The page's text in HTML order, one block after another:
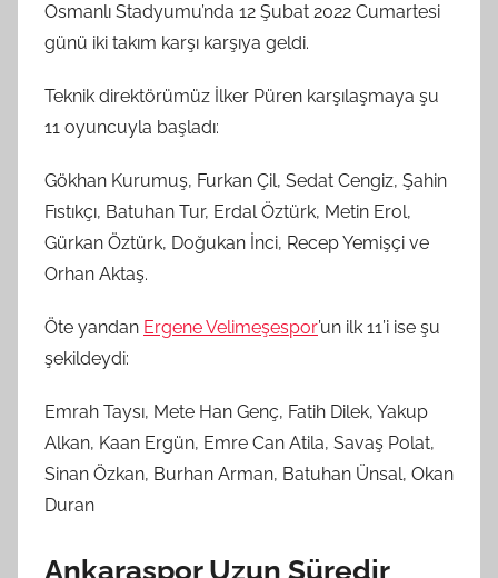
Osmanlı Stadyumu’nda 12 Şubat 2022 Cumartesi
günü iki takım karşı karşıya geldi.
Teknik direktörümüz İlker Püren karşılaşmaya şu
11 oyuncuyla başladı:
Gökhan Kurumuş, Furkan Çil, Sedat Cengiz, Şahin
Fıstıkçı, Batuhan Tur, Erdal Öztürk, Metin Erol,
Gürkan Öztürk, Doğukan İnci, Recep Yemişçi ve
Orhan Aktaş.
Öte yandan Ergene Velimeşespor’un ilk 11’i ise şu
şekildeydi:
Emrah Taysı, Mete Han Genç, Fatih Dilek, Yakup
Alkan, Kaan Ergün, Emre Can Atila, Savaş Polat,
Sinan Özkan, Burhan Arman, Batuhan Ünsal, Okan
Duran
Ankaraspor Uzun Süredir